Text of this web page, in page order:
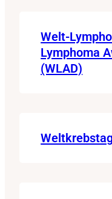
Welt-
Lymphoma
(WLAD)